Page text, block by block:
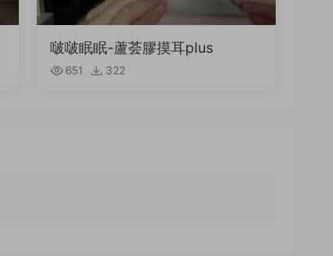
啵啵眠眠-蘆荟膠摸耳plus
651 322